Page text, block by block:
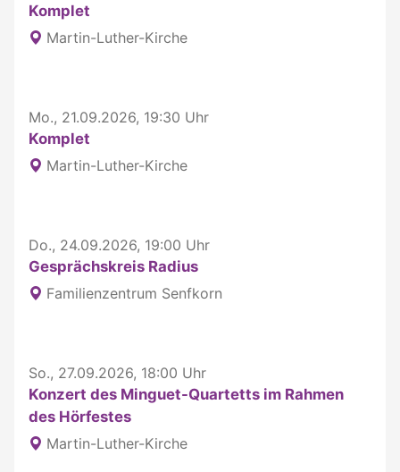
Komplet
Martin-Luther-Kirche
Mo., 21.09.2026, 19:30 Uhr
Komplet
Martin-Luther-Kirche
Do., 24.09.2026, 19:00 Uhr
Gesprächskreis Radius
Familienzentrum Senfkorn
So., 27.09.2026, 18:00 Uhr
Konzert des Minguet-Quartetts im Rahmen
des Hörfestes
Martin-Luther-Kirche